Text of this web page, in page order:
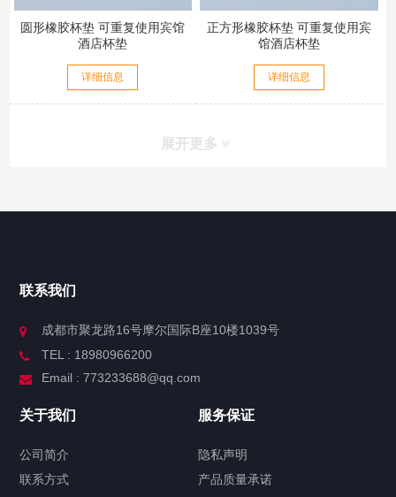
圆形橡胶杯垫 可重复使用宾馆
酒店杯垫
详细信息
正方形橡胶杯垫 可重复使用宾
馆酒店杯垫
详细信息
展开更多
联系我们
成都市聚龙路16号摩尔国际B座10楼1039号
TEL : 18980966200
Email : 773233688@qq.com
关于我们
公司简介
联系方式
服务保证
隐私声明
产品质量承诺